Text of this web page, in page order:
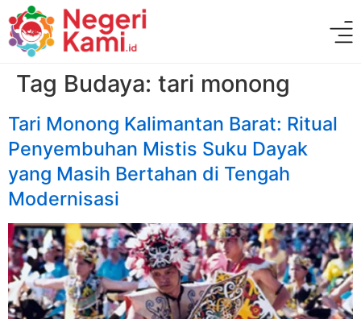
Tag Budaya: tari monong
Tari Monong Kalimantan Barat: Ritual
Penyembuhan Mistis Suku Dayak
yang Masih Bertahan di Tengah
Modernisasi